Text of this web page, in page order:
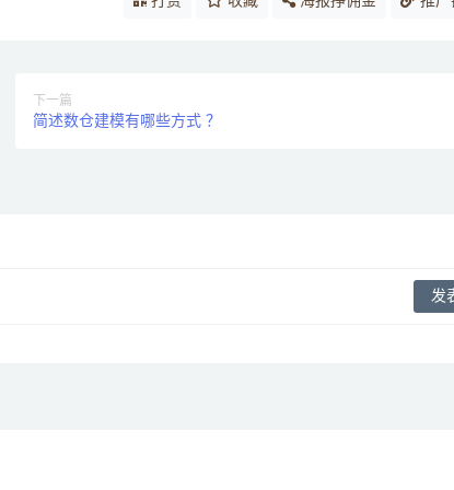
下一篇
简述数仓建模有哪些方式 ？